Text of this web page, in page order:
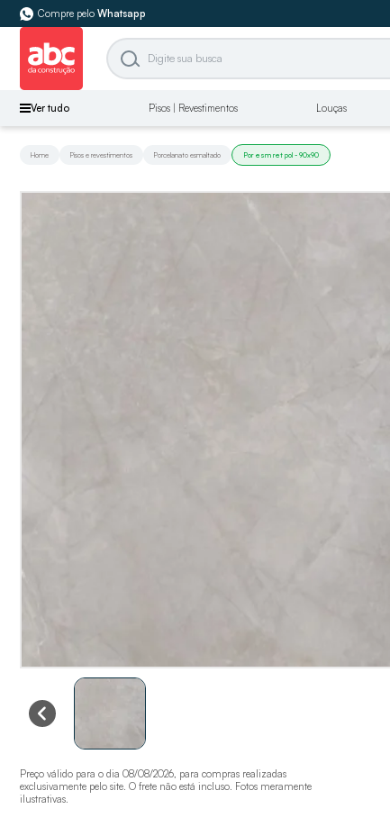
Compre pelo Whatsapp
Ver tudo Pisos | Revestimentos Louças
Home Pisos e revestimentos Porcelanato esmaltado Por esm ret pol - 90x90
Preço válido para o dia 08/08/2026, para compras realizadas
exclusivamente pelo site. O frete não está incluso. Fotos meramente
ilustrativas.